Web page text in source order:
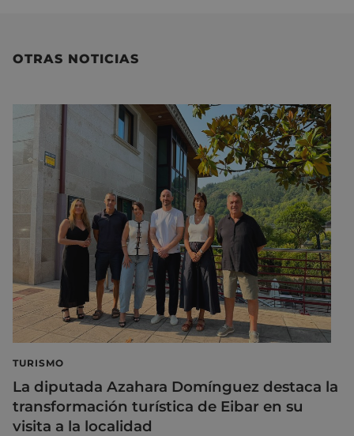
OTRAS NOTICIAS
TURISMO
La diputada Azahara Domínguez destaca la
transformación turística de Eibar en su
visita a la localidad